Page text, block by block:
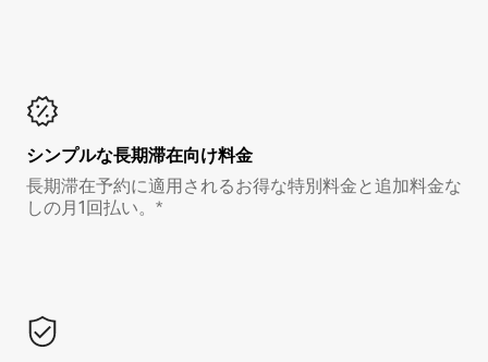
シンプルな長期滞在向け料金
長期滞在予約に適用されるお得な特別料金と追加料金な
しの月1回払い。*